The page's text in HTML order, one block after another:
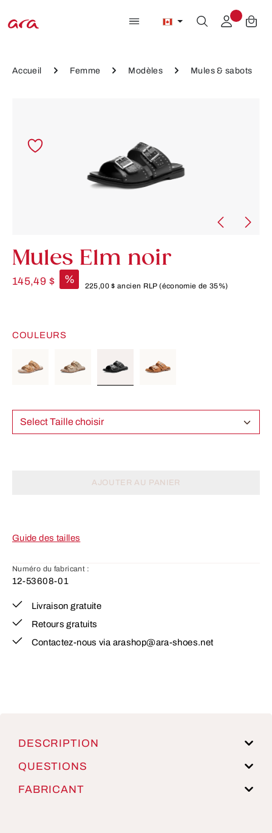
Passer au contenu principal
Accueil Femme Modèles Mules & sabots
Mules Elm noir
145,49 $ %
225,00 $ ancien RLP(économie de 35%)
COULEURS
Select Taille choisir
AJOUTER AU PANIER
Guide des tailles
Numéro du fabricant :
12-53608-01
Livraison gratuite
Retours gratuits
Contactez-nous via arashop@ara-shoes.net
DESCRIPTION
QUESTIONS
FABRICANT